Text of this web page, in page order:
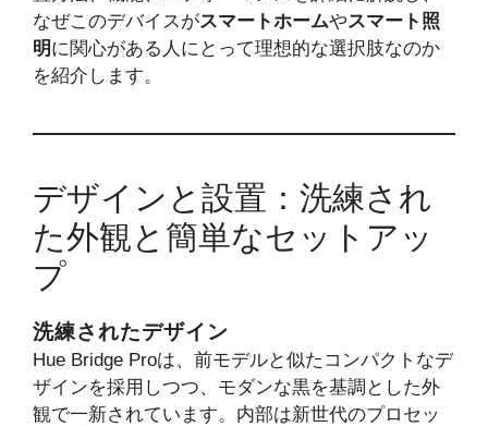
なぜこのデバイスがスマートホームやスマート照
明に関心がある人にとって理想的な選択肢なのか
を紹介します。
デザインと設置：洗練され
た外観と簡単なセットアッ
プ
洗練されたデザイン
Hue Bridge Proは、前モデルと似たコンパクトなデ
ザインを採用しつつ、モダンな黒を基調とした外
観で一新されています。内部は新世代のプロセッ